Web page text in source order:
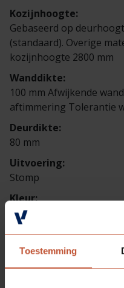
Toestemming
Kozijnhoogte:
Gebaseerd op
(standaard). Overige
kozijnhoogte 2800 mm
Wanddikte:
100 mm Afwijkende
aftimmering Tolerantie
Deurdikte:
80 mm
Uitvoering:
Stomp
Kleur:
Gegrond, gebroken wit 2
Materiaal:
Hardhout, gevingerlast